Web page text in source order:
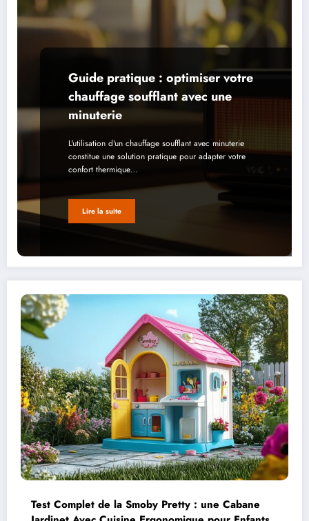
Guide pratique : optimiser votre
chauffage soufflant avec une
minuterie
L'utilisation d'un chauffage soufflant avec minuterie
constitue une solution pratique pour adapter votre
confort thermique…
Lire la suite
Test Complet de la Smoby Pretty : une Cabane